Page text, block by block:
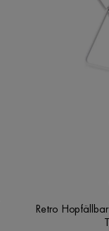
Retro